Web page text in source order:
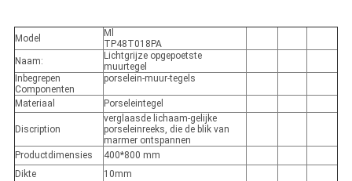
Model
Ml
TP48T018PA
Naam:
Lichtgrijze opgepoetste
muurtegel
Inbegrepen
Componenten
porselein-muur-tegels
Materiaal Porseleintegel
Discription
verglaasde lichaam-gelijke
porseleinreeks, die de blik van
marmer ontspannen
Productdimensies
400*800 mm
Dikte
10mm